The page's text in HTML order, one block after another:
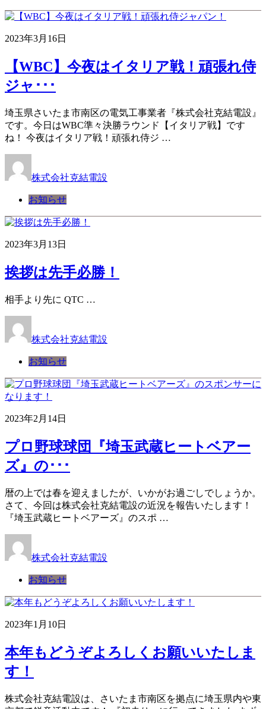
2023年3月16日
【WBC】今夜はイタリア戦！頑張れ侍
ジャ･･･
埼玉県さいたま市南区の電気工事業者『株式会社克結電設』
です。今日はWBC準々決勝ラウンド【イタリア戦】です
ね！ 今夜はイタリア戦！頑張れ侍ジ …
株式会社克結電設
お知らせ
2023年3月13日
挨拶は先手必勝！
相手より先に QTC …
株式会社克結電設
お知らせ
2023年2月14日
プロ野球球団『埼玉武蔵ヒートベアー
ズ』の･･･
暦の上では春を迎えましたが、いかがお過ごしでしょうか。
さて、今回は株式会社克結電設の近況を報告いたします！
『埼玉武蔵ヒートベアーズ』のスポ …
株式会社克結電設
お知らせ
2023年1月10日
本年もどうぞよろしくお願いいたしま
す！
株式会社克結電設は、さいたま市南区を拠点に埼玉県内や東